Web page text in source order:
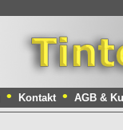
• Kontakt • AGB &